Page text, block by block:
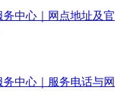
中心｜网点地址及官
中心｜服务电话与网